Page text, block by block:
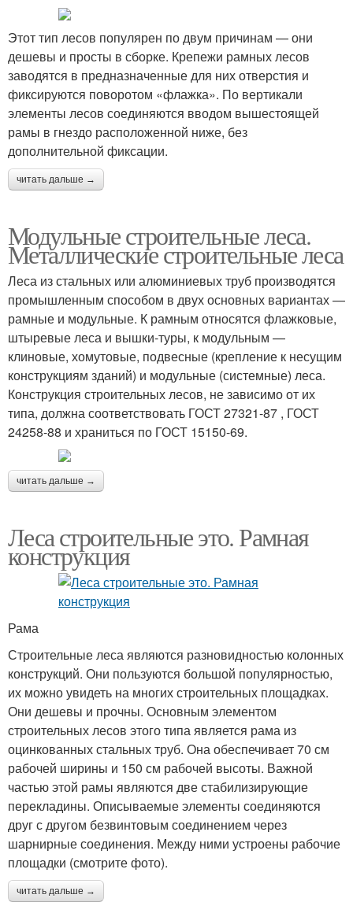
Строительные
инструменты
Этот тип лесов популярен по двум причинам — они
дешевы и просты в сборке. Крепежи рамных лесов
заводятся в предназначенные для них отверстия и
фиксируются поворотом «флажка». По вертикали
элементы лесов соединяются вводом вышестоящей
рамы в гнездо расположенной ниже, без
дополнительной фиксации.
читать дальше →
Модульные строительные леса.
Металлические строительные леса
Леса из стальных или алюминиевых труб производятся
промышленным способом в двух основных вариантах —
рамные и модульные. К рамным относятся флажковые,
штыревые леса и вышки-туры, к модульным —
клиновые, хомутовые, подвесные (крепление к несущим
конструкциям зданий) и модульные (системные) леса.
Конструкция строительных лесов, не зависимо от их
типа, должна соответствовать ГОСТ 27321-87 , ГОСТ
24258-88 и храниться по ГОСТ 15150-69.
читать дальше →
Леса строительные это. Рамная
конструкция
Рама
Строительные леса являются разновидностью колонных
конструкций. Они пользуются большой популярностью,
их можно увидеть на многих строительных площадках.
Они дешевы и прочны. Основным элементом
строительных лесов этого типа является рама из
оцинкованных стальных труб. Она обеспечивает 70 см
рабочей ширины и 150 см рабочей высоты. Важной
частью этой рамы являются две стабилизирующие
перекладины. Описываемые элементы соединяются
друг с другом безвинтовым соединением через
шарнирные соединения. Между ними устроены рабочие
площадки (смотрите фото).
читать дальше →